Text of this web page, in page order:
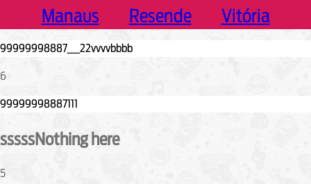
Manaus
Resende Vitória
6
sssssNothing here
5